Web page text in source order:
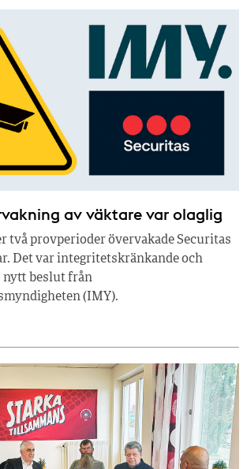
av väktare var olaglig
två provperioder övervakade Securitas
Det var integritetskränkande och
nytt beslut från
(IMY).